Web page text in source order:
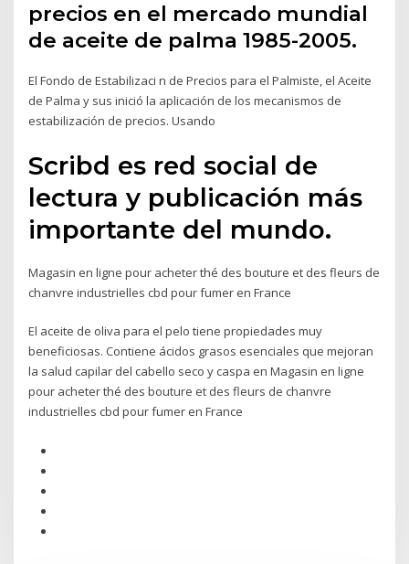
precios en el mercado mundial
de aceite de palma 1985-2005.
El Fondo de Estabilizaci n de Precios para el Palmiste, el Aceite
de Palma y sus inició la aplicación de los mecanismos de
estabilización de precios. Usando
Scribd es red social de
lectura y publicación más
importante del mundo.
Magasin en ligne pour acheter thé des bouture et des fleurs de
chanvre industrielles cbd pour fumer en France
El aceite de oliva para el pelo tiene propiedades muy
beneficiosas. Contiene ácidos grasos esenciales que mejoran
la salud capilar del cabello seco y caspa en Magasin en ligne
pour acheter thé des bouture et des fleurs de chanvre
industrielles cbd pour fumer en France